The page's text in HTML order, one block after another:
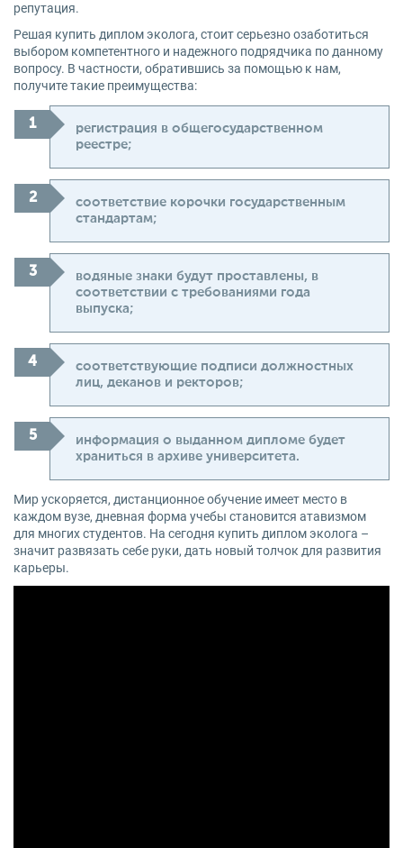
репутация.
Решая купить диплом эколога, стоит серьезно озаботиться
выбором компетентного и надежного подрядчика по данному
вопросу. В частности, обратившись за помощью к нам,
получите такие преимущества:
регистрация в общегосударственном
реестре;
соответствие корочки государственным
стандартам;
водяные знаки будут проставлены, в
соответствии с требованиями года
выпуска;
соответствующие подписи должностных
лиц, деканов и ректоров;
информация о выданном дипломе будет
храниться в архиве университета.
Мир ускоряется, дистанционное обучение имеет место в
каждом вузе, дневная форма учебы становится атавизмом
для многих студентов. На сегодня купить диплом эколога –
значит развязать себе руки, дать новый толчок для развития
карьеры.